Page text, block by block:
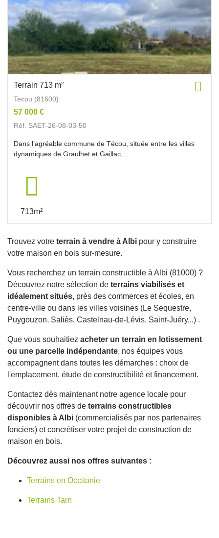
Terrain 713 m²
Tecou (81600)
57 000 €
Réf. SAET-26-08-03-50
Dans l’agréable commune de Técou, située entre les villes
dynamiques de Graulhet et Gaillac,...
713m²
Trouvez votre terrain à vendre à Albi pour y construire
votre maison en bois sur-mesure.
Vous recherchez un terrain constructible à Albi (81000) ?
Découvrez notre sélection de terrains viabilisés et
idéalement situés, près des commerces et écoles, en
centre-ville ou dans les villes voisines (Le Sequestre,
Puygouzon, Saliès, Castelnau-de-Lévis, Saint-Juéry...) .
Que vous souhaitiez acheter un terrain en lotissement
ou une parcelle indépendante, nos équipes vous
accompagnent dans toutes les démarches : choix de
l'emplacement, étude de constructibilité et financement.
Contactez dès maintenant notre agence locale pour
découvrir nos offres de terrains constructibles
disponibles à Albi (commercialisés par nos partenaires
fonciers) et concrétiser votre projet de construction de
maison en bois.
Découvrez aussi nos offres suivantes :
Terrains en Occitanie
Terrains Tarn